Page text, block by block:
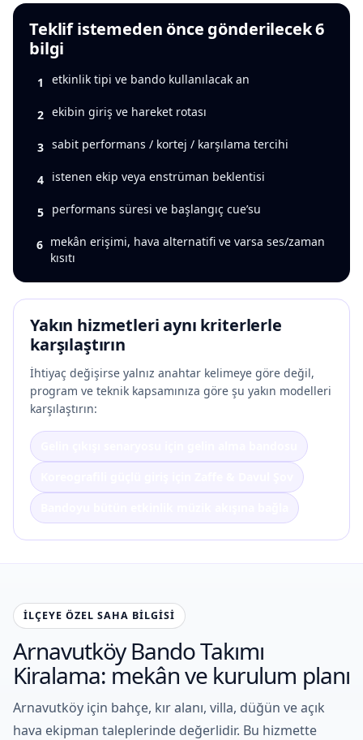
Teklif istemeden önce gönderilecek 6
bilgi
1 etkinlik tipi ve bando kullanılacak an
2 ekibin giriş ve hareket rotası
3 sabit performans / kortej / karşılama tercihi
4 istenen ekip veya enstrüman beklentisi
5 performans süresi ve başlangıç cue’su
6 mekân erişimi, hava alternatifi ve varsa ses/zaman
kısıtı
Yakın hizmetleri aynı kriterlerle
karşılaştırın
İhtiyaç değişirse yalnız anahtar kelimeye göre değil,
program ve teknik kapsamınıza göre şu yakın modelleri
karşılaştırın:
İLÇEYE ÖZEL SAHA BILGISI
Arnavutköy Bando Takımı
Kiralama: mekân ve kurulum planı
Arnavutköy için bahçe, kır alanı, villa, düğün ve açık
hava ekipman taleplerinde değerlidir. Bu hizmette